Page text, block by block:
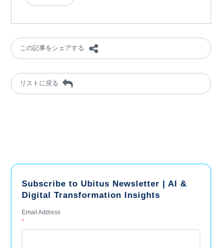
この記事をシェアする
リストに戻る
Subscribe to Ubitus Newsletter | AI &
Digital Transformation Insights
Email Address
*